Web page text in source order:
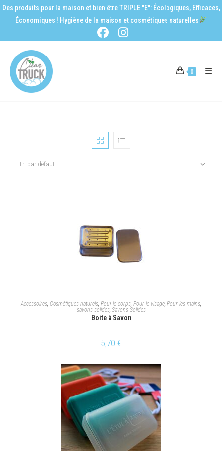
Des produits pour la maison et bien être TRIPLE "E": Écologiques, Efficaces,
Économiques ! Hygiène de la maison et cosmétiques naturelles
0
Tri par défaut
AJOUTER AU PANIER
Accessoires, Cosmétiques naturels, Pour le corps, Pour le visage, Pour les mains,
savons solides, Savons Solides
Boite à Savon
5,70 €